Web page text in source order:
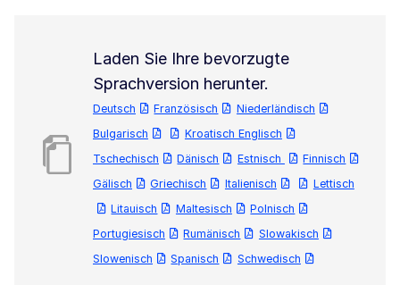
Laden Sie Ihre bevorzugte
Sprachversion herunter.
Deutsch Französisch
Niederländisch
Bulgarisch
Kroatisch Englisch
Tschechisch
Dänisch Estnisch
Finnisch
Gälisch
Griechisch Italienisch
Lettisch
Litauisch
Maltesisch
Polnisch
Portugiesisch
Rumänisch
Slowakisch
Slowenisch
Spanisch Schwedisch